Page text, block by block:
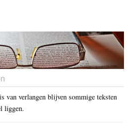
van verlangen blijven sommige teksten
liggen.